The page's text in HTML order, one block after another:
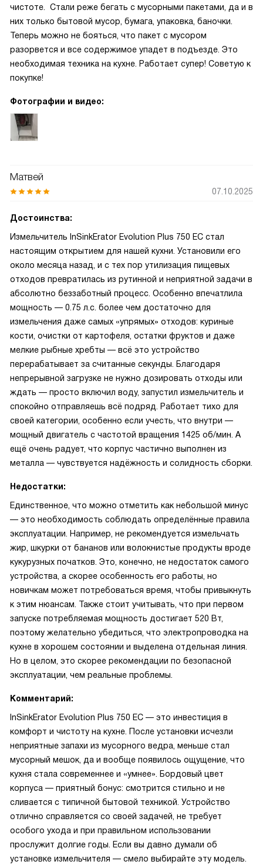
чистоте. Стали реже бегать с мусорными пакетами, да и в
них только бытовой мусор, бумага, упаковка, баночки.
Теперь можно не бояться, что пакет с мусором
разорвется и все содержимое упадет в подъезде. Это
необходимая техника на кухне. Работает супер! Советую к
покупке!
Фотографии и видео:
Матвей
07.10.2025
Достоинства:
Измельчитель InSinkErator Evolution Plus 750 EC стал
настоящим открытием для нашей кухни. Установили его
около месяца назад, и с тех пор утилизация пищевых
отходов превратилась из рутинной и неприятной задачи в
абсолютно беззаботный процесс. Особенно впечатлила
мощность — 0.75 л.с. более чем достаточно для
измельчения даже самых «упрямых» отходов: куриные
кости, очистки от картофеля, остатки фруктов и даже
мелкие рыбные хребты — всё это устройство
перерабатывает за считанные секунды. Благодаря
непрерывной загрузке не нужно дозировать отходы или
ждать — просто включил воду, запустил измельчитель и
спокойно отправляешь всё подряд. Работает тихо для
своей категории, особенно если учесть, что внутри —
мощный двигатель с частотой вращения 1425 об/мин. А
ещё очень радует, что корпус частично выполнен из
металла — чувствуется надёжность и солидность сборки.
Недостатки:
Единственное, что можно отметить как небольшой минус
— это необходимость соблюдать определённые правила
эксплуатации. Например, не рекомендуется измельчать
жир, шкурки от бананов или волокнистые продукты вроде
кукурузных початков. Это, конечно, не недостаток самого
устройства, а скорее особенность его работы, но
новичкам может потребоваться время, чтобы привыкнуть
к этим нюансам. Также стоит учитывать, что при первом
запуске потребляемая мощность достигает 520 Вт,
поэтому желательно убедиться, что электропроводка на
кухне в хорошем состоянии и выделена отдельная линия.
Но в целом, это скорее рекомендации по безопасной
эксплуатации, чем реальные проблемы.
Комментарий:
InSinkErator Evolution Plus 750 EC — это инвестиция в
комфорт и чистоту на кухне. После установки исчезли
неприятные запахи из мусорного ведра, меньше стал
мусорный мешок, да и вообще появилось ощущение, что
кухня стала современнее и «умнее». Бордовый цвет
корпуса — приятный бонус: смотрится стильно и не
сливается с типичной бытовой техникой. Устройство
отлично справляется со своей задачей, не требует
особого ухода и при правильном использовании
прослужит долгие годы. Если вы давно думали об
установке измельчителя — смело выбирайте эту модель.